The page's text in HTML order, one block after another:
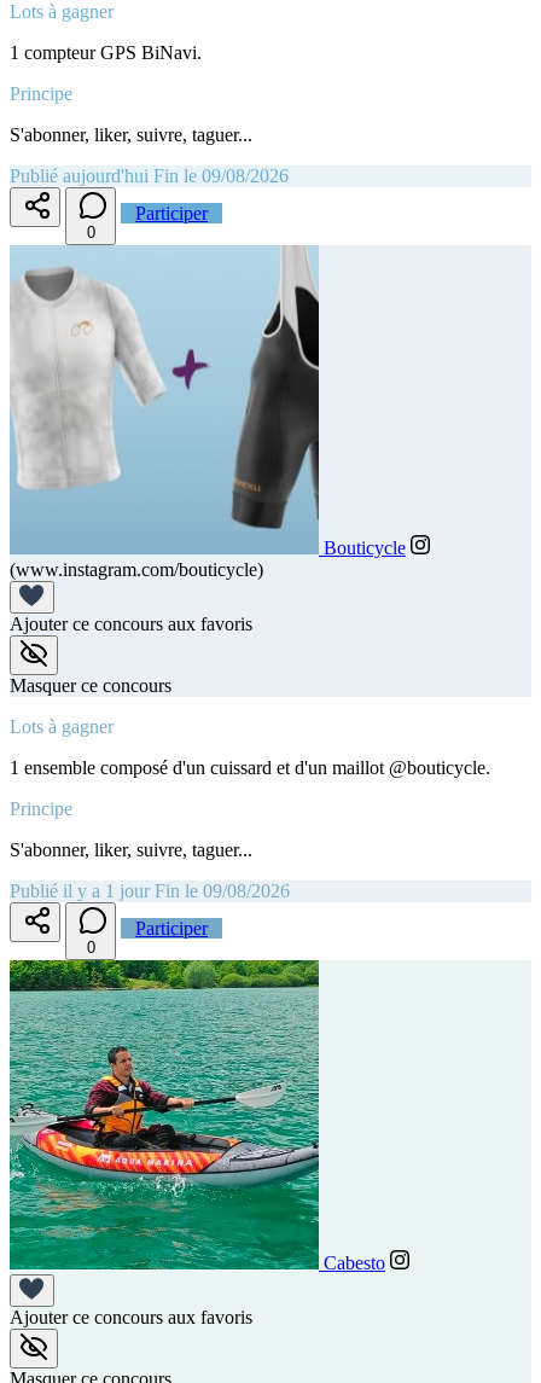
Lots à gagner
1 compteur GPS BiNavi.
Principe
S'abonner, liker, suivre, taguer...
Publié aujourd'hui Fin le 09/08/2026
0
Participer
Bouticycle
(www.instagram.com/bouticycle)
Ajouter ce concours aux favoris
Masquer ce concours
Lots à gagner
1 ensemble composé d'un cuissard et d'un maillot @bouticycle.
Principe
S'abonner, liker, suivre, taguer...
Publié il y a 1 jour Fin le 09/08/2026
0
Participer
Cabesto
Ajouter ce concours aux favoris
Masquer ce concours